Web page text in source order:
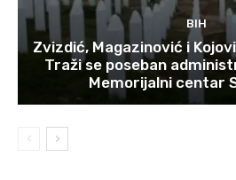
BIH
Zvizdić, Magazinović i
Traži se poseban
Memorijalni centar